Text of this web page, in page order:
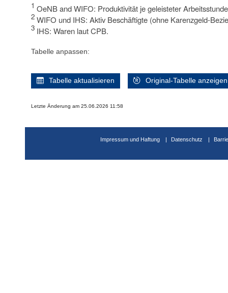
1 OeNB and WIFO: Produktivität je geleisteter
2 WIFO und IHS: Aktiv Beschäftigte (ohne Karenzgeld-
3 IHS: Waren laut CPB.
Tabelle anpassen:
Tabelle aktualisieren Original-Tabelle anzeigen
Letzte Änderung am 25.06.2026 11:58
Impressum und Haftung Datenschutz